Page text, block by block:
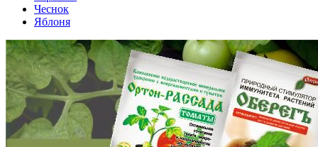
Чеснок
Яблоня